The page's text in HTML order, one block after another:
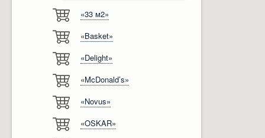
Ліцензії, сертифікати, дипломи
Автоматизація
Модернізація
«33 м2»
«Basket»
«Delight»
«McDonald’s»
«Novus»
«OSKAR»